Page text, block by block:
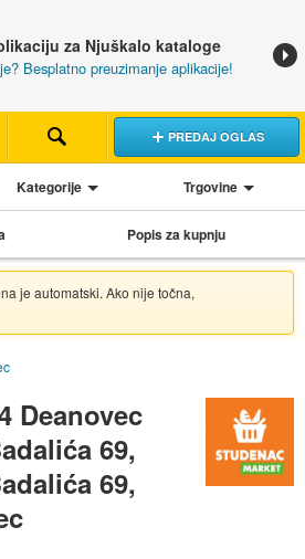
za Njuškalo kataloge
Besplatno preuzimanje aplikacije!
PREDAJ OGLAS
Kategorije Trgovine
Popis za kupnju
je automatski. Ako nije točna,
Deanovec
69,
69,